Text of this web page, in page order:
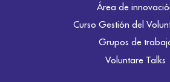
Área de
Curso Gestión del
Grupos de
Voluntare Talks